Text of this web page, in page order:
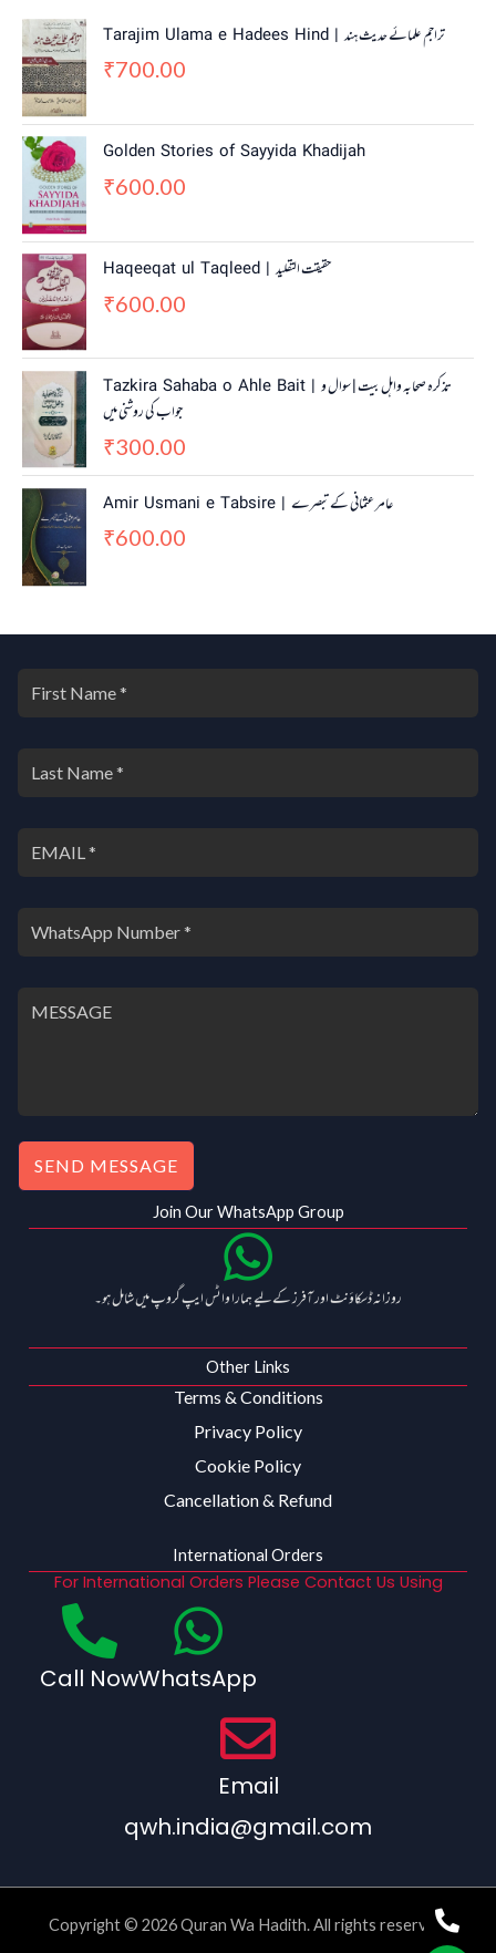
Tarajim Ulama e Hadees Hind | تراجم علمائے حديث ہند
₹700.00
Golden Stories of Sayyida Khadijah
₹600.00
Haqeeqat ul Taqleed | حقیقت التقلید
₹600.00
Tazkira Sahaba o Ahle Bait | تذکرہ صحابہ واہل بیت | سوال و
جواب کی روشنی میں
₹300.00
Amir Usmani e Tabsire | عامر عثمانی کے تبصرے
₹600.00
SEND MESSAGE
Join Our WhatsApp Group
روزانہ ڈسکاؤنٹ اور آفرز کے لیے ہمارا واٹس ایپ گروپ میں شامل ہو۔
Other Links
Terms & Conditions
Privacy Policy
Cookie Policy
Cancellation & Refund
International Orders
For International Orders Please Contact Us Using
Call NowWhatsApp
Email
qwh.india@gmail.com
Copyright © 2026 Quran Wa Hadith. All rights reserved.